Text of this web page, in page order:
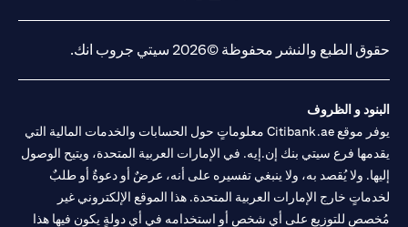
حقوق الطبع والنشر محفوظة ©2026 سيتي جروب انك.
البنود و الظروف
يوفر موقع Citibank.ae معلوماتٍ حول الحسابات والخدمات المالية التي
يقدمها فرع سيتي بنك إن.إيه. في الإمارات العربية المتحدة، ويتيح الوصول
إليها. ولا يُقصد به، ولا ينبغي تفسيره على أنه، عرضٌ أو دعوةٌ أو طلبٌ
لخدماتٍ خارج الإمارات العربية المتحدة. هذا الموقع الإلكتروني غير
مُخصص للتوزيع على أي شخصٍ أو استخدامه في أي دولةٍ يكون فيها هذا